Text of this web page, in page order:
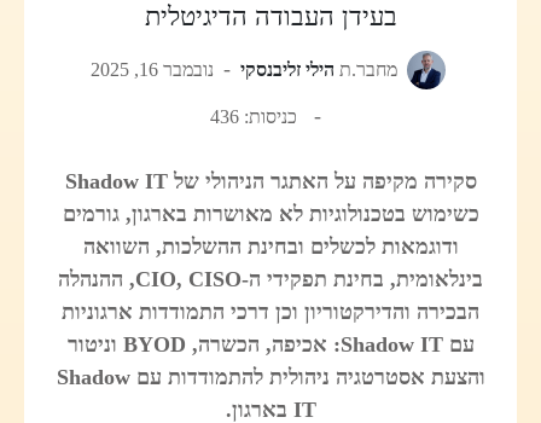
בעידן העבודה הדיגיטלית
מחבר.ת הילי זליבנסקי נובמבר 16, 2025
כניסות: 436
סקירה מקיפה על האתגר הניהולי של Shadow IT
כשימוש בטכנולוגיות לא מאושרות בארגון, גורמים
ודוגמאות לכשלים ובחינת ההשלכות, השוואה
בינלאומית, בחינת תפקידי ה-CIO, CISO, ההנהלה
הבכירה והדירקטוריון וכן דרכי התמודדות ארגוניות
עם Shadow IT: אכיפה, הכשרה, BYOD וניטור
והצעת אסטרטגיה ניהולית להתמודדות עם Shadow
IT בארגון.